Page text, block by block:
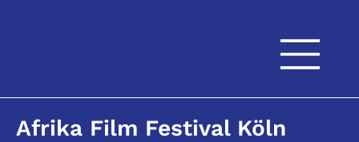
Afrika Film Festival Köln